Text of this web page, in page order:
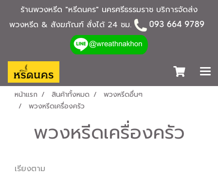
ร้านพวงหรีด "หรีดนคร" นครศรีธรรมราช บริการจัดส่ง
พวงหรีด & สังฆภัณฑ์ สั่งได้ 24 ชม.
หน้าแรก สินค้าทั้งหมด
พวงหรีดอื่นๆ
พวงหรีดเครื่องครัว
พวงหรีดเครื่องครัว
เรียงตาม